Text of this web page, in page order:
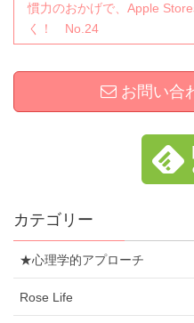
慣力のおかげで、Apple
く！ No.24
お問い合
カテゴリー
★心理学的アプローチ
Rose Life